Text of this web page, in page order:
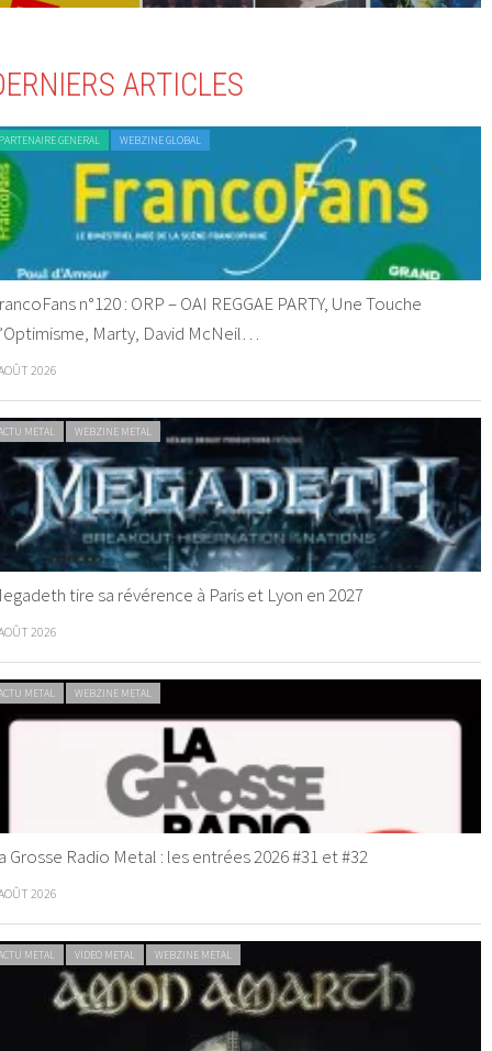
ARTICLES
GENERAL WEBZINE GLOBAL
n°120 : ORP – OAI REGGAE PARTY, Une Touche
Marty, David McNeil…
2026
METAL WEBZINE METAL
tire sa révérence à Paris et Lyon en 2027
2026
METAL WEBZINE METAL
Grosse Radio Metal : les entrées 2026 #31 et #32
2026
METAL VIDEO METAL WEBZINE METAL